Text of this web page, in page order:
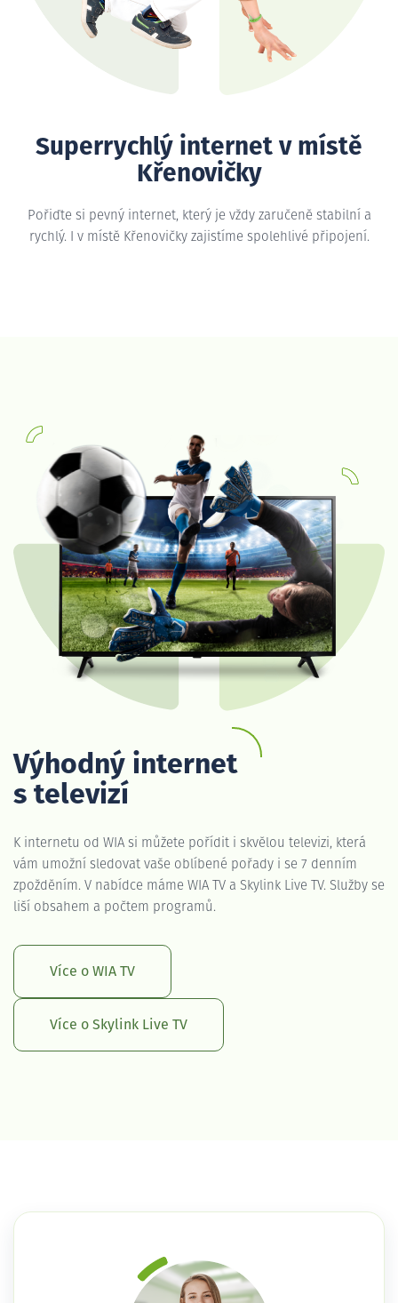
Superrychlý internet v místě
Křenovičky
Pořiďte si pevný internet, který je vždy zaručeně stabilní a
rychlý. I v místě Křenovičky zajistíme spolehlivé připojení.
Výhodný internet
s televizí
K internetu od WIA si můžete pořídit i skvělou televizi, která
vám umožní sledovat vaše oblíbené pořady i se 7 denním
zpožděním. V nabídce máme WIA TV a Skylink Live TV. Služby se
liší obsahem a počtem programů.
Více o WIA TV
Více o Skylink Live TV